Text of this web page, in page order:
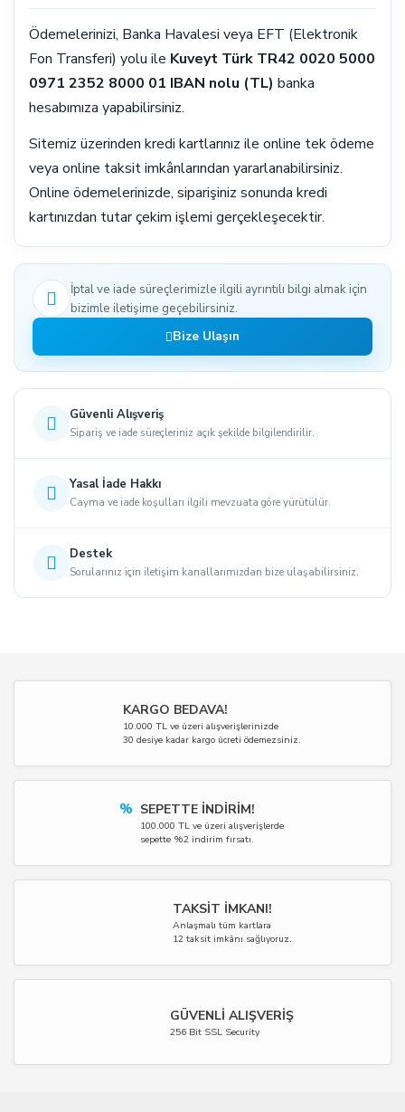
Ödemelerinizi, Banka Havalesi veya EFT (Elektronik
Fon Transferi) yolu ile Kuveyt Türk TR42 0020 5000
0971 2352 8000 01 IBAN nolu (TL) banka
hesabımıza yapabilirsiniz.
Sitemiz üzerinden kredi kartlarınız ile online tek ödeme
veya online taksit imkânlarından yararlanabilirsiniz.
Online ödemelerinizde, siparişiniz sonunda kredi
kartınızdan tutar çekim işlemi gerçekleşecektir.
İptal ve iade süreçlerimizle ilgili ayrıntılı bilgi almak için
bizimle iletişime geçebilirsiniz.
Bize Ulaşın
Güvenli Alışveriş
Sipariş ve iade süreçleriniz açık şekilde bilgilendirilir.
Yasal İade Hakkı
Cayma ve iade koşulları ilgili mevzuata göre yürütülür.
Destek
Sorularınız için iletişim kanallarımızdan bize ulaşabilirsiniz.
KARGO BEDAVA!
10.000 TL ve üzeri alışverişlerinizde
30 desiye kadar kargo ücreti ödemezsiniz.
% SEPETTE İNDİRİM!
100.000 TL ve üzeri alışverişlerde
sepette %2 indirim fırsatı.
TAKSİT İMKANI!
Anlaşmalı tüm kartlara
12 taksit imkânı sağlıyoruz.
GÜVENLİ ALIŞVERİŞ
256 Bit SSL Security